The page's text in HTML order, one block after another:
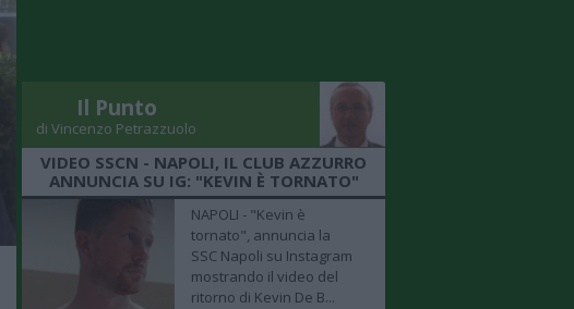
Il Punto
di Vincenzo Petrazzuolo
VIDEO SSCN - NAPOLI, IL CLUB AZZURRO
ANNUNCIA SU IG: "KEVIN È TORNATO"
NAPOLI - "Kevin è
tornato", annuncia la
SSC Napoli su Instagram
mostrando il video del
ritorno di Kevin De B...